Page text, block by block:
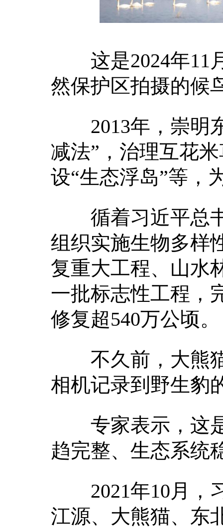
这是2024年11月
然保护区拍摄的候
2013年，崇明东
减法”，治理互花
设“生态浮岛”等，
循着习近平总书
组织实施生物多样
复重大工程、山水
一批标志性工程，
修复超540万公顷。
不久前，大熊猫
相机记录到野生豹
专家表示，这是
趋完整、生态系统
2021年10月，习
江源、大熊猫、东